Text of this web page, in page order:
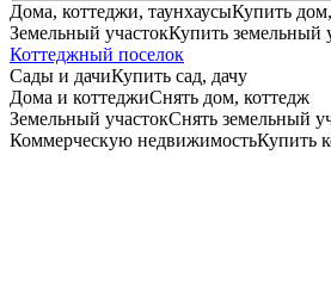
Дома, коттеджи, таунхаусыКупить
Земельный участокКупить земельный
Коттеджный поселок
Сады и дачиКупить сад, дачу
Дома и коттеджиСнять дом, коттедж
Земельный участокСнять земельный
Коммерческую недвижимостьКупить